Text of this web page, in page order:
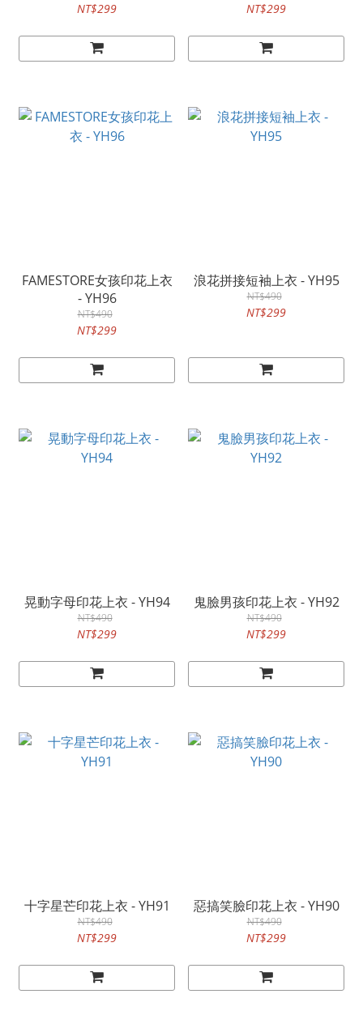
NT$299 NT$299
FAMESTORE女孩印花上衣
- YH96
NT$490
NT$299
浪花拼接短袖上衣 - YH95
NT$490
NT$299
晃動字母印花上衣 - YH94
NT$490
NT$299
鬼臉男孩印花上衣 - YH92
NT$490
NT$299
十字星芒印花上衣 - YH91
NT$490
NT$299
惡搞笑臉印花上衣 - YH90
NT$490
NT$299